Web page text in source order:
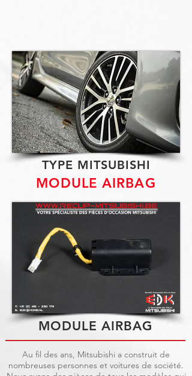
TYPE MITSUBISHI
MODULE AIRBAG
MODULE AIRBAG
Au fil des ans, Mitsubishi a construit de
nombreuses personnes et voitures de société.